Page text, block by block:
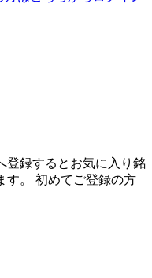
登録するとお気に入り銘
す。 初めてご登録の方